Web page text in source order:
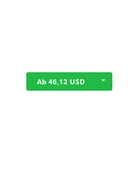
Ab 46,12 USD